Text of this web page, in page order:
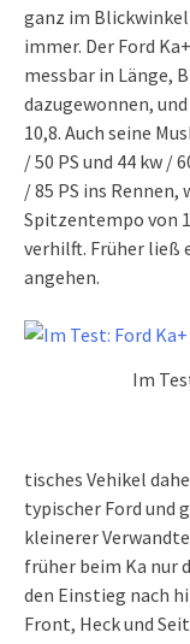
ganz im Blickwinkel
immer. Der Ford
messbar in Länge,
dazugewonnen,
10,8. Auch seine
/ 50 PS und 44 kw /
/ 85 PS ins
Spitzentempo von
verhilft. Früher ließ
angehen.
Im
tisches Vehikel
typischer Ford und
kleinerer
früher beim Ka nur
den Einstieg nach
Front, Heck und